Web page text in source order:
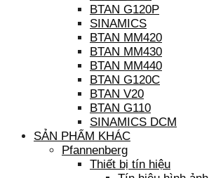
BTAN G120P
SINAMICS
BTAN MM420
BTAN MM430
BTAN MM440
BTAN G120C
BTAN V20
BTAN G110
SINAMICS DCM
SẢN PHẨM KHÁC
Pfannenberg
Thiết bị tín hiệu